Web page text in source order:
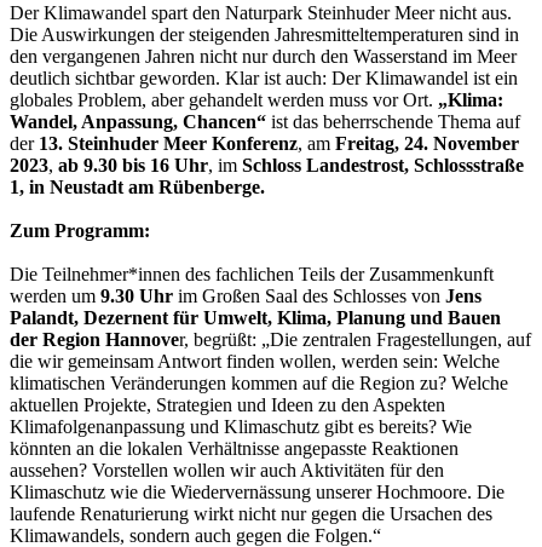
Der Klimawandel spart den Naturpark Steinhuder Meer nicht aus.
Die Auswirkungen der steigenden Jahresmitteltemperaturen sind in
den vergangenen Jahren nicht nur durch den Wasserstand im Meer
deutlich sichtbar geworden. Klar ist auch: Der Klimawandel ist ein
globales Problem, aber gehandelt werden muss vor Ort. „Klima:
Wandel, Anpassung, Chancen“ ist das beherrschende Thema auf
der 13. Steinhuder Meer Konferenz, am Freitag, 24. November
2023, ab 9.30 bis 16 Uhr, im Schloss Landestrost, Schlossstraße
1, in Neustadt am Rübenberge.
Zum Programm:
Die Teilnehmer*innen des fachlichen Teils der Zusammenkunft
werden um 9.30 Uhr im Großen Saal des Schlosses von Jens
Palandt, Dezernent für Umwelt, Klima, Planung und Bauen
der Region Hannover, begrüßt: „Die zentralen Fragestellungen, auf
die wir gemeinsam Antwort finden wollen, werden sein: Welche
klimatischen Veränderungen kommen auf die Region zu? Welche
aktuellen Projekte, Strategien und Ideen zu den Aspekten
Klimafolgenanpassung und Klimaschutz gibt es bereits? Wie
könnten an die lokalen Verhältnisse angepasste Reaktionen
aussehen? Vorstellen wollen wir auch Aktivitäten für den
Klimaschutz wie die Wiedervernässung unserer Hochmoore. Die
laufende Renaturierung wirkt nicht nur gegen die Ursachen des
Klimawandels, sondern auch gegen die Folgen.“